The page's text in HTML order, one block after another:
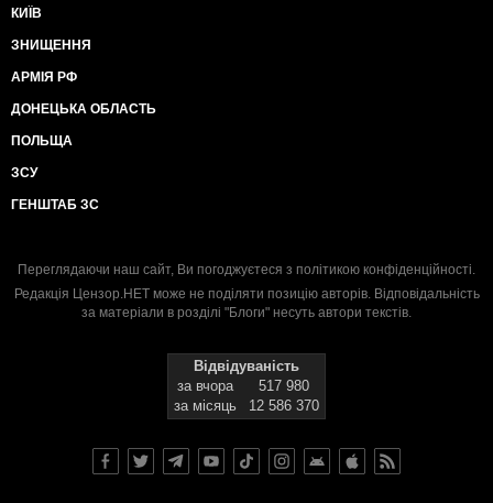
КИЇВ
ЗНИЩЕННЯ
АРМІЯ РФ
ДОНЕЦЬКА ОБЛАСТЬ
ПОЛЬЩА
ЗСУ
ГЕНШТАБ ЗС
Переглядаючи наш сайт, Ви погоджуєтеся з політикою конфіденційності.
Редакція Цензор.НЕТ може не поділяти позицію авторів. Відповідальність
за матеріали в розділі "Блоги" несуть автори текстів.
Відвідуваність
за вчора
517 980
за місяць
12 586 370